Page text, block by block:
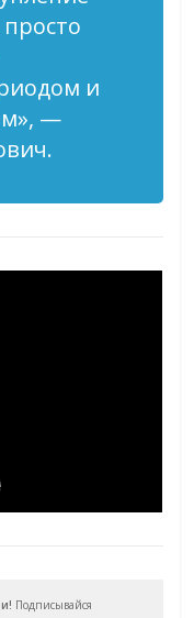
и
—
Подписывайся